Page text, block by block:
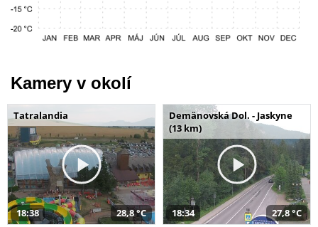
Kamery v okolí
Tatralandia
18:38 28,8 °C
Demänovská Dol. - Jaskyne
(13 km)
18:34 27,8 °C